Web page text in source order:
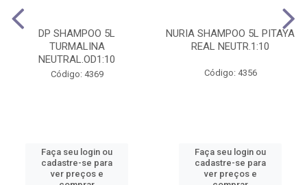
DP SHAMPOO 5L
TURMALINA
NEUTRAL.OD1:10
Código: 4369
Faça seu login ou
cadastre-se para
ver preços e
NURIA SHAMPOO 5L PITAYA
REAL NEUTR.1:10
Código: 4356
Faça seu login ou
cadastre-se para
ver preços e